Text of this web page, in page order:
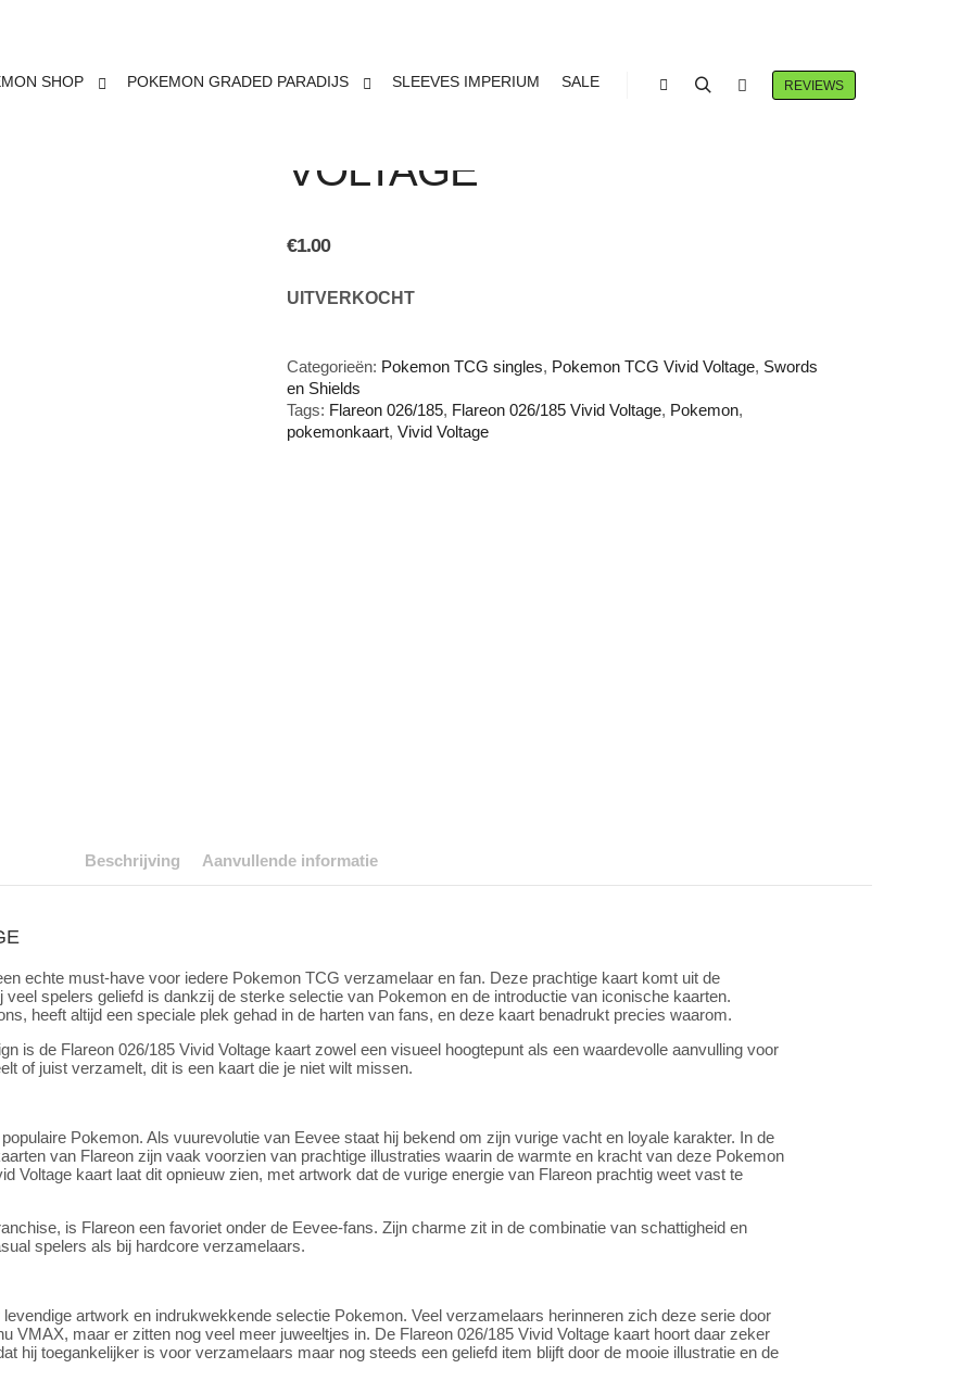
SHOP POKEMON GRADED PARADIJS SLEEVES IMPERIUM SALE REVIEWS
VOLTAGE
€1.00
UITVERKOCHT
Categorieën: Pokemon TCG singles, Pokemon TCG Vivid Voltage, Swords
en Shields
Tags: Flareon 026/185, Flareon 026/185 Vivid Voltage, Pokemon,
pokemonkaart,Vivid Voltage
Beschrijving Aanvullende informatie
echte must-have voor iedere Pokemon TCG verzamelaar en fan. Deze prachtige kaart komt uit de
veel spelers geliefd is dankzij de sterke selectie van Pokemon en de introductie van iconische kaarten.
heeft altijd een speciale plek gehad in de harten van fans, en deze kaart benadrukt precies waarom.
is de Flareon 026/185 Vivid Voltage kaart zowel een visueel hoogtepunt als een waardevolle aanvulling voor
of juist verzamelt, dit is een kaart die je niet wilt missen.
Pokemon. Als vuurevolutie van Eevee staat hij bekend om zijn vurige vacht en loyale karakter. In de
van Flareon zijn vaak voorzien van prachtige illustraties waarin de warmte en kracht van deze Pokemon
Voltage kaart laat dit opnieuw zien, met artwork dat de vurige energie van Flareon prachtig weet vast te
is Flareon een favoriet onder de Eevee-fans. Zijn charme zit in de combinatie van schattigheid en
spelers als bij hardcore verzamelaars.
artwork en indrukwekkende selectie Pokemon. Veel verzamelaars herinneren zich deze serie door
VMAX, maar er zitten nog veel meer juweeltjes in. De Flareon 026/185 Vivid Voltage kaart hoort daar zeker
hij toegankelijker is voor verzamelaars maar nog steeds een geliefd item blijft door de mooie illustratie en de